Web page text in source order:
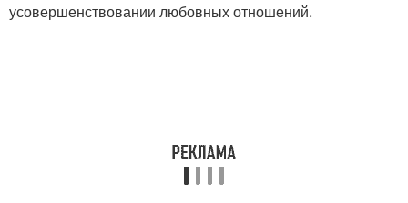
усовершенствовании любовных отношений.